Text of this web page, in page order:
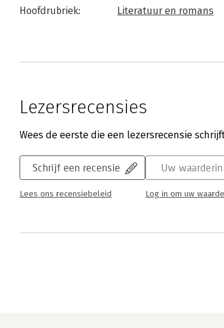
Hoofdrubriek: Literatuur en romans
Lezersrecensies
Wees de eerste die een lezersrecensie
Schrijf een recensie
Lees ons recensiebeleid
Uw
Log in om uw